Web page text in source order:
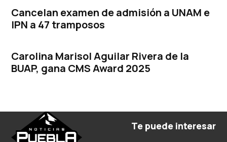
Cancelan examen de admisión a UNAM e
IPN a 47 tramposos
Carolina Marisol Aguilar Rivera de la
BUAP, gana CMS Award 2025
Te puede interesar